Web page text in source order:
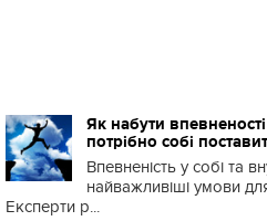
Як набути
потрібно собі
Впевненість у собі та
найважливіші умови
Експерти р...